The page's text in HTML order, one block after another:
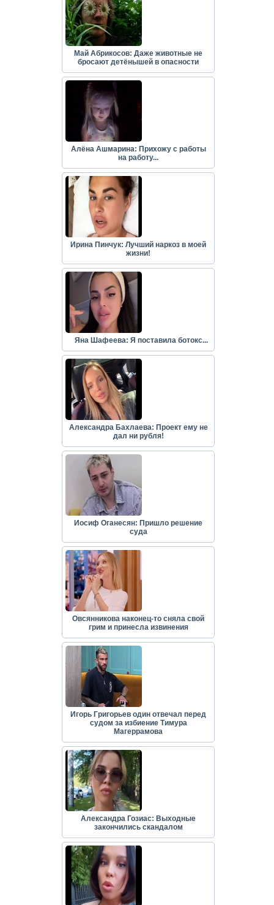
Май Абрикосов: Даже животные не
бросают детёнышей в опасности
Алёна Ашмарина: Прихожу с работы
на работу...
Ирина Пинчук: Лучший наркоз в моей
жизни!
Яна Шафеева: Я поставила ботокс...
Александра Бахлаева: Проект ему не
дал ни рубля!
Иосиф Оганесян: Пришло решение
суда
Овсянникова наконец-то сняла свой
грим и принесла извинения
Игорь Григорьев один отвечал перед
судом за избиение Тимура
Магеррамова
Александра Гозиас: Выходные
закончились скандалом